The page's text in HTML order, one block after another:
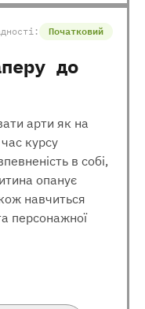
Початковий
до
арти як на
курсу
в собі,
опанує
навчиться
персонажної